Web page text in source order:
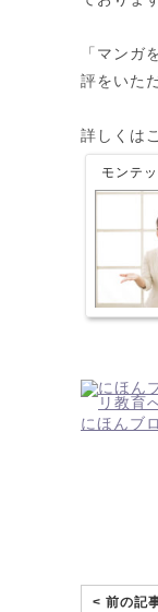
「マンガ
評をいた
詳しくは
モンテ
にほんブ
< 前の記